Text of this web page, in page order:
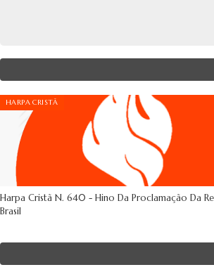
HARPA CRISTÃ
Harpa Cristã N. 640 - Hino Da Proclamação Da
Brasil